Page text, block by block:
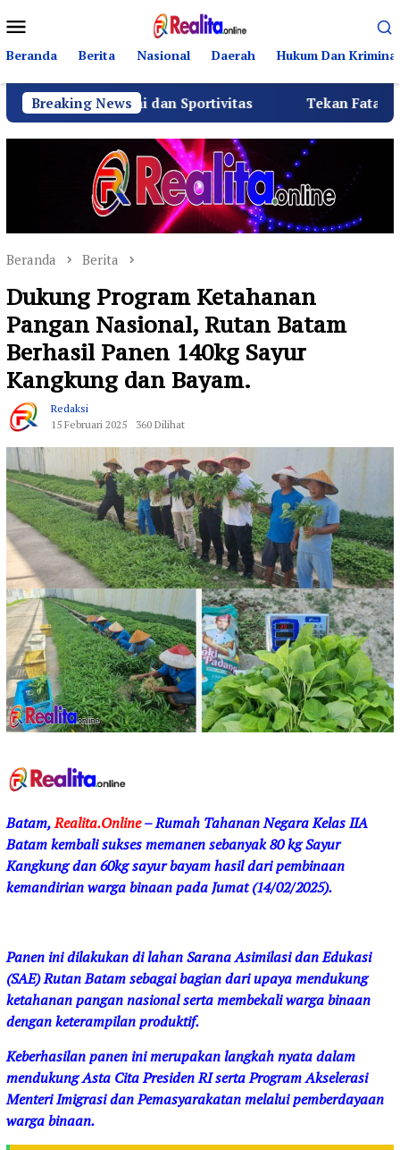
ke
kontenMobile
Beranda Berita Nasional Daerah Hukum Dan Kriminal
Breaking News
dan Sportivitas Tekan Fatalitas
Beranda Berita
Dukung Program Ketahanan
Pangan Nasional, Rutan Batam
Berhasil Panen 140kg Sayur
Kangkung dan Bayam.
Redaksi
15 Februari 2025
360 Dilihat
Batam,Realita.Online– Rumah Tahanan Negara Kelas IIA
Batam kembali sukses memanen sebanyak 80 kg Sayur
Kangkung dan 60kg sayur bayam hasil dari pembinaan
kemandirian warga binaan pada Jumat (14/02/2025).
Panen ini dilakukan di lahan Sarana Asimilasi dan Edukasi
(SAE) Rutan Batam sebagai bagian dari upaya mendukung
ketahanan pangan nasional serta membekali warga binaan
dengan keterampilan produktif.
Keberhasilan panen ini merupakan langkah nyata dalam
mendukung Asta Cita Presiden RI serta Program Akselerasi
Menteri Imigrasi dan Pemasyarakatan melalui pemberdayaan
warga binaan.